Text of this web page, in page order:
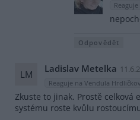
Odpovědět
LM Ladislav Metelka
Reaguje na Vendula
Zkuste to jinak. Prostě celková
systému roste kvůlu